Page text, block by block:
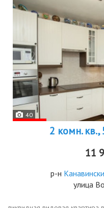
40
2 комн.
11
р-н
улица